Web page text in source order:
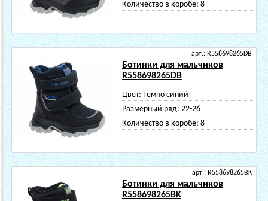
Количество в коробе: 8
арт.: R558698265DB
Ботинки для мальчиков
R558698265DB
Цвет: Темно синий
Размерный ряд: 22-26
Количество в коробе: 8
арт.: R558698265BK
Ботинки для мальчиков
R558698265BK